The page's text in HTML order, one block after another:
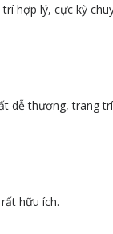
hợp lý, cực kỳ
dễ thương, trang
hữu ích.